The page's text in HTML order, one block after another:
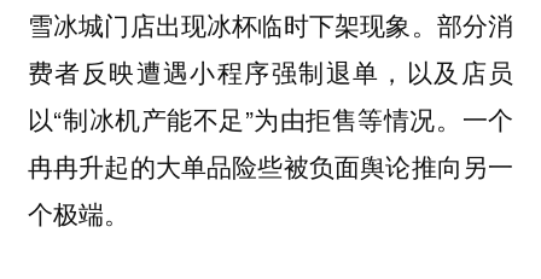
雪冰城门店出现冰杯临时下架现象。部分消
费者反映遭遇小程序强制退单，以及店员
以“制冰机产能不足”为由拒售等情况。一个
冉冉升起的大单品险些被负面舆论推向另一
个极端。